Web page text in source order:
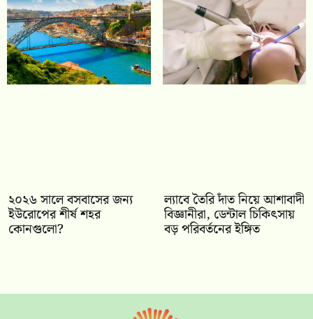
২০২৬ সালে বসবাসের জন্য
ইউরোপের শীর্ষ শহর
কোনগুলো?
ল্যাবে তৈরি দাঁত নিয়ে আশাবাদী
বিজ্ঞানীরা, ডেন্টাল চিকিৎসায়
বড় পরিবর্তনের ইঙ্গিত